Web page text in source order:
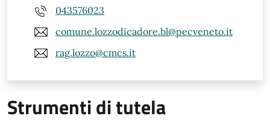
043576023
comune.lozzodicadore.bl@pecveneto.it
rag.lozzo@cmcs.it
Strumenti di tutela